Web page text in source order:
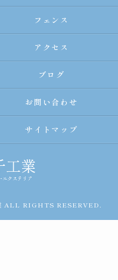
フェンス
アクセス
ブログ
お問い合わせ
サイトマップ
ALL RIGHTS RESERVED.